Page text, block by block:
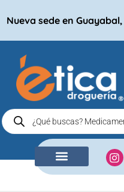
Nueva sede en Guayabal,